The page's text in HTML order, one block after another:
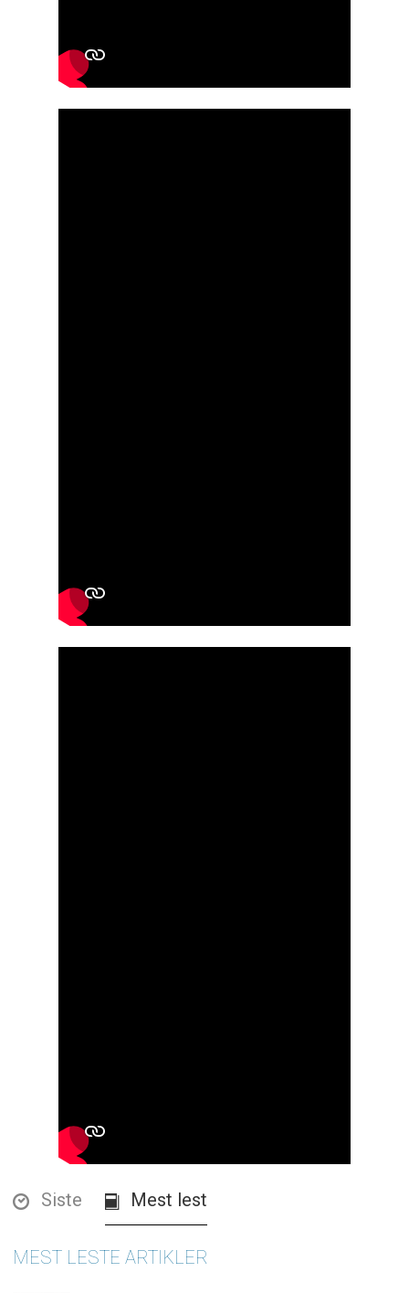
Siste Mest lest
MEST LESTE ARTIKLER